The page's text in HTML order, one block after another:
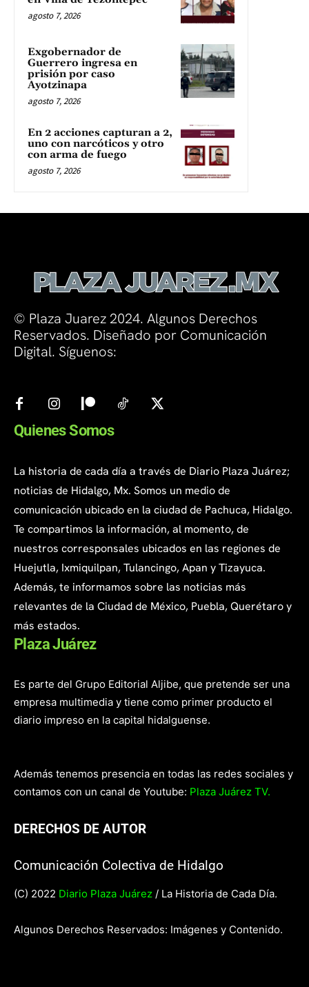
agosto 7, 2026
Exgobernador de
Guerrero ingresa en
prisión por caso
Ayotzinapa
agosto 7, 2026
En 2 acciones capturan a 2,
uno con narcóticos y otro
con arma de fuego
agosto 7, 2026
© Plaza Juarez 2024. Algunos Derechos
Reservados. Diseñado por Comunicación
Digital. Síguenos:
Quienes Somos
La historia de cada día a través de Diario Plaza Juárez;
noticias de Hidalgo, Mx. Somos un medio de
comunicación ubicado en la ciudad de Pachuca, Hidalgo.
Te compartimos la información, al momento, de
nuestros corresponsales ubicados en las regiones de
Huejutla, Ixmiquilpan, Tulancingo, Apan y Tizayuca.
Además, te informamos sobre las noticias más
relevantes de la Ciudad de México, Puebla, Querétaro y
más estados.
Plaza Juárez
Es parte del Grupo Editorial Aljibe, que pretende ser una
empresa multimedia y tiene como primer producto el
diario impreso en la capital hidalguense.
Además tenemos presencia en todas las redes sociales y
contamos con un canal de Youtube: Plaza Juárez TV.
DERECHOS DE AUTOR
Comunicación Colectiva de Hidalgo
(C) 2022 Diario Plaza Juárez / La Historia de Cada Día.
Algunos Derechos Reservados: Imágenes y Contenido.